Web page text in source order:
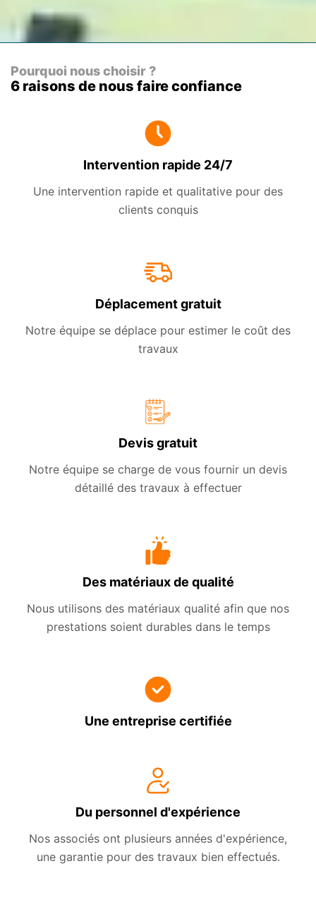
Pourquoi nous choisir ?
6 raisons de nous faire confiance
Intervention rapide 24/7
Une intervention rapide et qualitative pour des
clients conquis
Déplacement gratuit
Notre équipe se déplace pour estimer le coût des
travaux
Devis gratuit
Notre équipe se charge de vous fournir un devis
détaillé des travaux à effectuer
Des matériaux de qualité
Nous utilisons des matériaux qualité afin que nos
prestations soient durables dans le temps
Une entreprise certifiée
Du personnel d'expérience
Nos associés ont plusieurs années d'expérience,
une garantie pour des travaux bien effectués.